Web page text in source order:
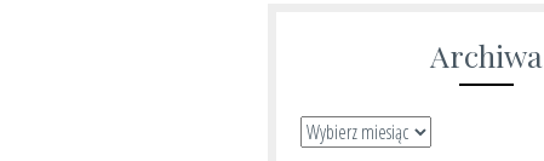
Archiwa
Archiwa